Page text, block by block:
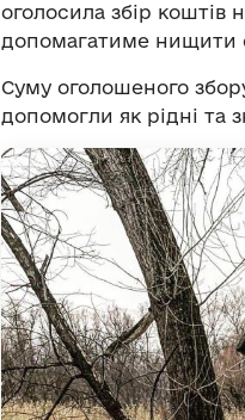
оголосила збір коштів
допомагатиме нищити
Суму оголошеного
допомогли як рідні та